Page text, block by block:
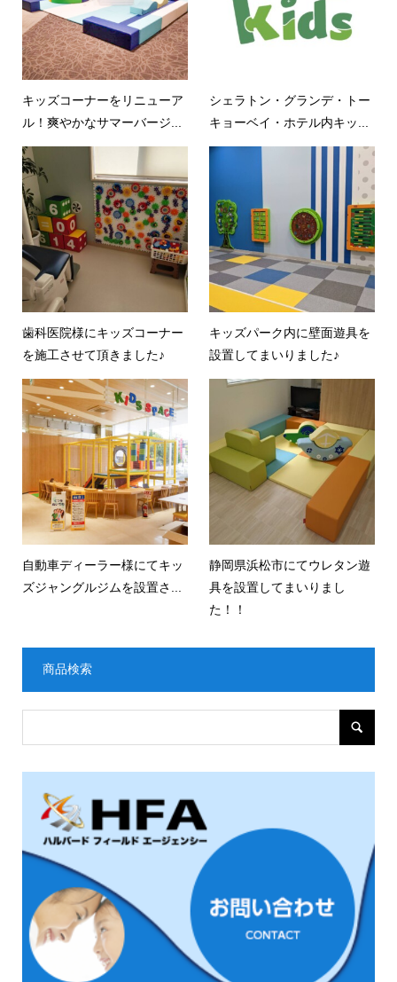
キッズコーナーをリニューア
ル！爽やかなサマーバージ...
シェラトン・グランデ・トー
キョーベイ・ホテル内キッ...
歯科医院様にキッズコーナー
を施工させて頂きました♪
キッズパーク内に壁面遊具を
設置してまいりました♪
自動車ディーラー様にてキッ
ズジャングルジムを設置さ...
静岡県浜松市にてウレタン遊
具を設置してまいりまし
た！！
商品検索